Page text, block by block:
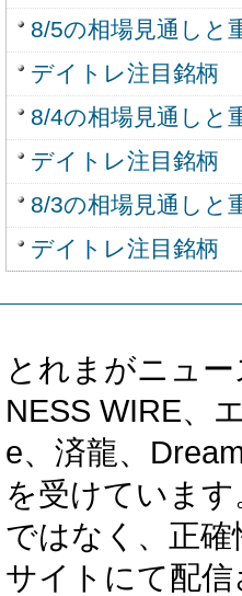
8/5の相場見通しと
デイトレ注目銘柄
8/4の相場見通しと
デイトレ注目銘柄
8/3の相場見通しと
デイトレ注目銘柄
とれまがニュ
NESS WIRE、
e、済龍、
を受けていま
ではなく、正
サイトにて配